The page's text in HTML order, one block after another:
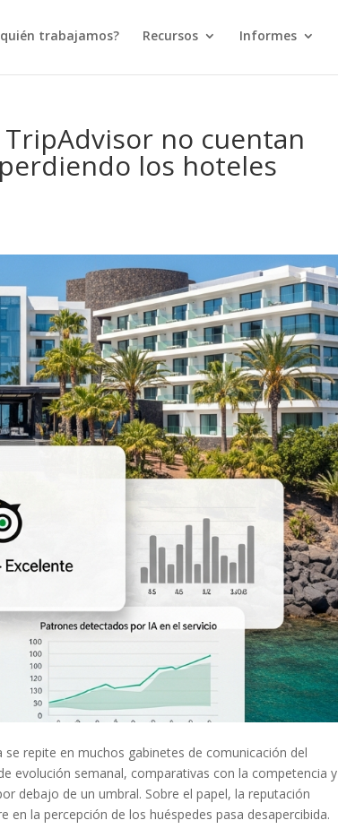
quién trabajamos? Recursos Informes
no cuentan
los hoteles
repite en muchos gabinetes de comunicación del
evolución semanal, comparativas con la competencia y
debajo de un umbral. Sobre el papel, la reputación
la percepción de los huéspedes pasa desapercibida.